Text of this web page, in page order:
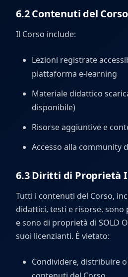
6.2 Contenuti del Corso
Il Corso include:
Lezioni registrate
piattaforma e-learning
Materiale didattico
disponibile)
Risorse aggiuntive e
Accesso alla community
6.3 Diritti di Proprietà
Tutti i contenuti del Corso,
didattici, testi e risorse,
e sono di proprietà di SOLD
suoi licenzianti. È vietato:
Condividere, distribuire